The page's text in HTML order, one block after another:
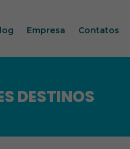
Empresa Contatos
DESTINOS